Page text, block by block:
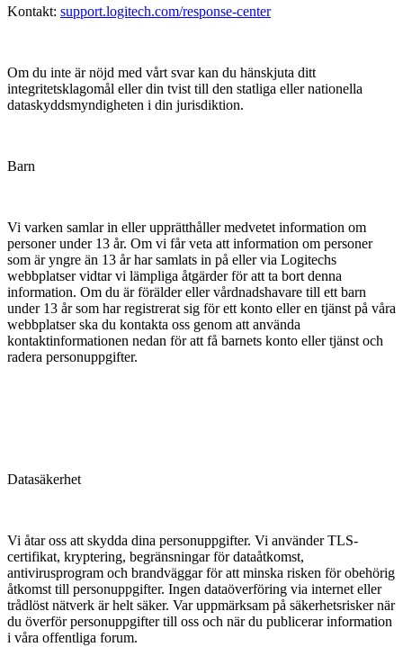
Kontakt: support.logitech.com/response-center
Om du inte är nöjd med vårt svar kan du hänskjuta ditt
integritetsklagomål eller din tvist till den statliga eller nationella
dataskyddsmyndigheten i din jurisdiktion.
Barn
Vi varken samlar in eller upprätthåller medvetet information om
personer under 13 år. Om vi får veta att information om personer
som är yngre än 13 år har samlats in på eller via Logitechs
webbplatser vidtar vi lämpliga åtgärder för att ta bort denna
information. Om du är förälder eller vårdnadshavare till ett barn
under 13 år som har registrerat sig för ett konto eller en tjänst på våra
webbplatser ska du kontakta oss genom att använda
kontaktinformationen nedan för att få barnets konto eller tjänst och
radera personuppgifter.
Datasäkerhet
Vi åtar oss att skydda dina personuppgifter. Vi använder TLS-
certifikat, kryptering, begränsningar för dataåtkomst,
antivirusprogram och brandväggar för att minska risken för obehörig
åtkomst till personuppgifter. Ingen dataöverföring via internet eller
trådlöst nätverk är helt säker. Var uppmärksam på säkerhetsrisker när
du överför personuppgifter till oss och när du publicerar information
i våra offentliga forum.